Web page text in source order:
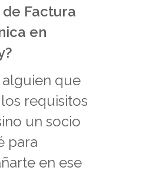
Factura
en
que
requisitos
un socio
para
en ese